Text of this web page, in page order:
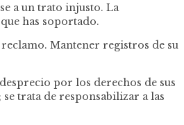
a un trato injusto. La
has soportado.
Mantener registros de su
por los derechos de sus
trata de responsabilizar a las